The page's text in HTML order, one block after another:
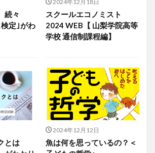
続々
定｣がわ
2024年12月18日
スクールエコノミスト
2024 WEB【 山梨学院高等
学校 通信制課程編】
とは
2024年12月12日
魚は何を思っているの？＜